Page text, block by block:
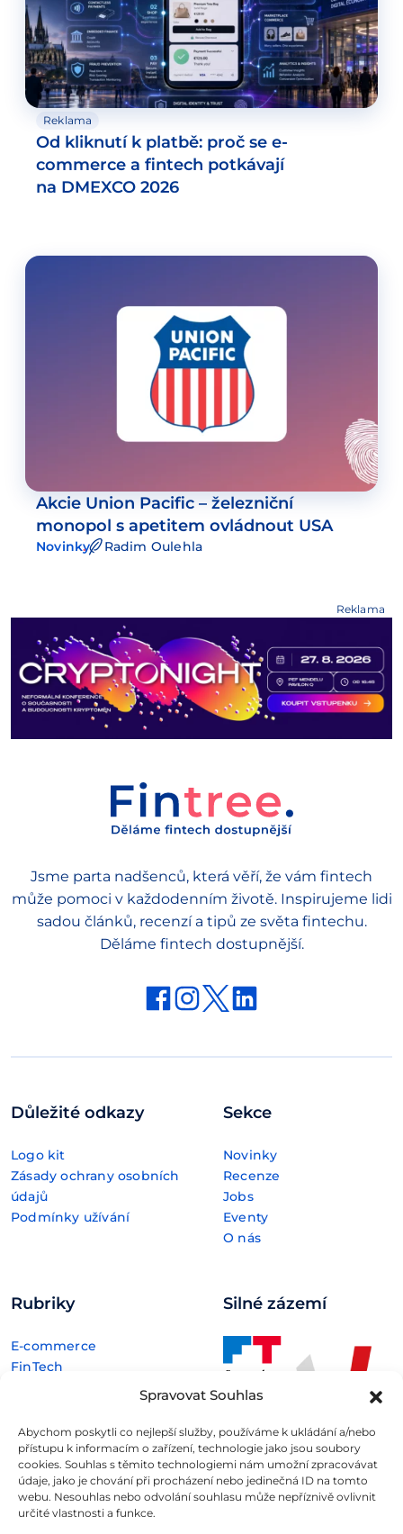
Spravovat Souhlas
Abychom poskytli co nejlepší služby, používáme k ukládání a/nebo
přístupu k informacím o zařízení, technologie jako jsou soubory
cookies. Souhlas s těmito technologiemi nám umožní zpracovávat
údaje, jako je chování při procházení nebo jedinečná ID na tomto
webu. Nesouhlas nebo odvolání souhlasu může nepříznivě ovlivnit
určité vlastnosti a funkce.
Reklama
Od kliknutí k platbě: proč se e-
commerce a fintech potkávají
na DMEXCO 2026
Akcie Union Pacific – železniční
monopol s apetitem ovládnout USA
Novinky Radim Oulehla
Reklama
Jsme parta nadšenců, která věří, že vám fintech
může pomoci v každodenním životě. Inspirujeme lidi
sadou článků, recenzí a tipů ze světa fintechu.
Děláme fintech dostupnější.
Důležité odkazy
Logo kit
Zásady ochrany osobních
údajů
Podmínky užívání
Sekce
Novinky
Recenze
Jobs
Eventy
O nás
Rubriky
E-commerce
FinTech
Technologie
Silné zázemí